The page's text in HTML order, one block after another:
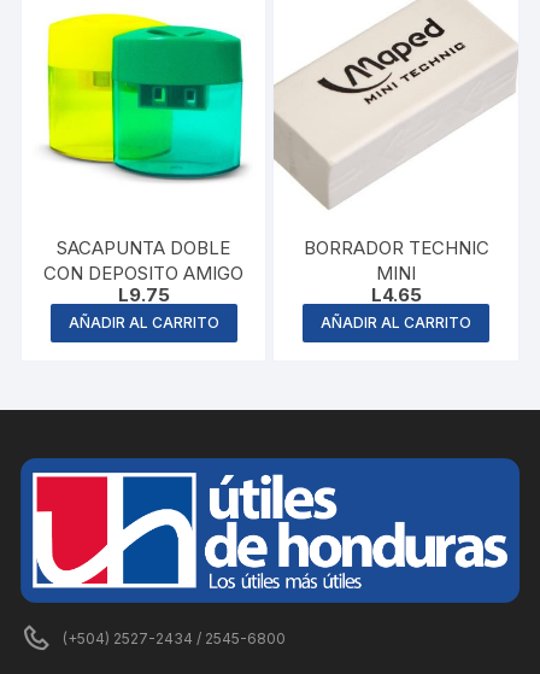
SACAPUNTA DOBLE
CON DEPOSITO AMIGO
L9.75
AÑADIR AL CARRITO
BORRADOR TECHNIC
MINI
L4.65
AÑADIR AL CARRITO
(+504) 2527-2434 / 2545-6800